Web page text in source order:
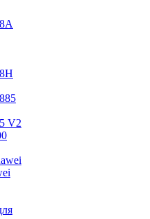
V2